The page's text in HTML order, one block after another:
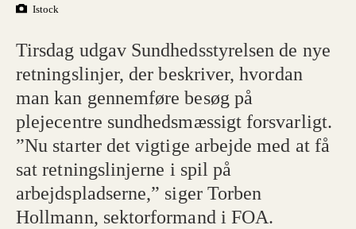
Istock
Tirsdag udgav Sundhedsstyrelsen de nye
retningslinjer, der beskriver, hvordan
man kan gennemføre besøg på
plejecentre sundhedsmæssigt forsvarligt.
”Nu starter det vigtige arbejde med at få
sat retningslinjerne i spil på
arbejdspladserne,” siger Torben
Hollmann, sektorformand i FOA.